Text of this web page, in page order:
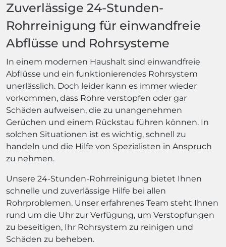
Zuverlässige 24-Stunden-
Rohrreinigung für einwandfreie
Abflüsse und Rohrsysteme
In einem modernen Haushalt sind einwandfreie
Abflüsse und ein funktionierendes Rohrsystem
unerlässlich. Doch leider kann es immer wieder
vorkommen, dass Rohre verstopfen oder gar
Schäden aufweisen, die zu unangenehmen
Gerüchen und einem Rückstau führen können. In
solchen Situationen ist es wichtig, schnell zu
handeln und die Hilfe von Spezialisten in Anspruch
zu nehmen.
Unsere 24-Stunden-Rohrreinigung bietet Ihnen
schnelle und zuverlässige Hilfe bei allen
Rohrproblemen. Unser erfahrenes Team steht Ihnen
rund um die Uhr zur Verfügung, um Verstopfungen
zu beseitigen, Ihr Rohrsystem zu reinigen und
Schäden zu beheben.